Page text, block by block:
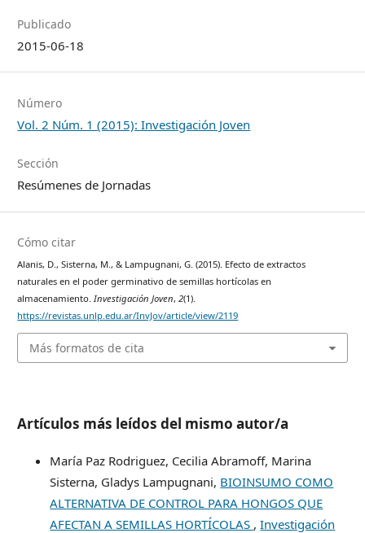
Publicado
2015-06-18
Número
Vol. 2 Núm. 1 (2015): Investigación Joven
Sección
Resúmenes de Jornadas
Cómo citar
Alanis, D., Sisterna, M., & Lampugnani, G. (2015). Efecto de extractos
naturales en el poder germinativo de semillas hortícolas en
almacenamiento.Investigación Joven,2(1).
https://revistas.unlp.edu.ar/InvJov/article/view/2119
Más formatos de cita
Artículos más leídos del mismo autor/a
María Paz Rodriguez, Cecilia Abramoff, Marina
Sisterna, Gladys Lampugnani, BIOINSUMO COMO
ALTERNATIVA DE CONTROL PARA HONGOS QUE
AFECTAN A SEMILLAS HORTÍCOLAS ,Investigación